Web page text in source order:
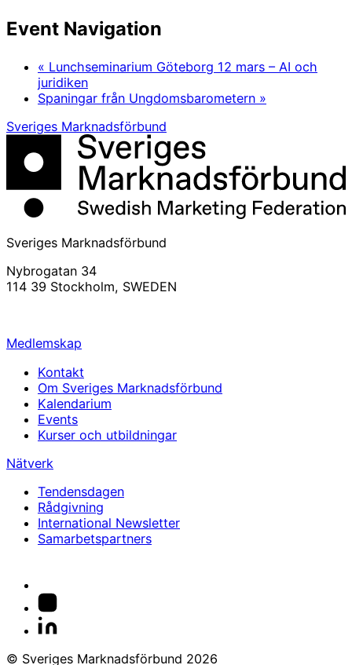
Event Navigation
« Lunchseminarium Göteborg 12 mars – AI och
juridiken
Spaningar från Ungdomsbarometern »
Sveriges Marknadsförbund
Sveriges Marknadsförbund
Nybrogatan 34
114 39 Stockholm, SWEDEN
Medlemskap
Kontakt
Om Sveriges Marknadsförbund
Kalendarium
Events
Kurser och utbildningar
Nätverk
Tendensdagen
Rådgivning
International Newsletter
Samarbetspartners
© Sveriges Marknadsförbund 2026